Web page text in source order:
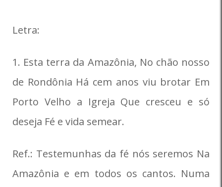
Letra:
1. Esta terra da Amazônia, No chão nosso
de Rondônia Há cem anos viu brotar Em
Porto Velho a Igreja Que cresceu e só
deseja Fé e vida semear.
Ref.: Testemunhas da fé nós seremos Na
Amazônia e em todos os cantos. Numa